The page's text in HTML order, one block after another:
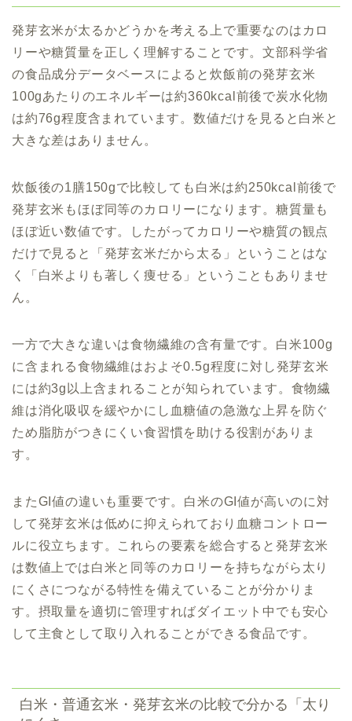
発芽玄米が太るかどうかを考える上で重要なのはカロ
リーや糖質量を正しく理解することです。文部科学省
の食品成分データベースによると炊飯前の発芽玄米
100gあたりのエネルギーは約360kcal前後で炭水化物
は約76g程度含まれています。数値だけを見ると白米と
大きな差はありません。
炊飯後の1膳150gで比較しても白米は約250kcal前後で
発芽玄米もほぼ同等のカロリーになります。糖質量も
ほぼ近い数値です。したがってカロリーや糖質の観点
だけで見ると「発芽玄米だから太る」ということはな
く「白米よりも著しく痩せる」ということもありませ
ん。
一方で大きな違いは食物繊維の含有量です。白米100g
に含まれる食物繊維はおよそ0.5g程度に対し発芽玄米
には約3g以上含まれることが知られています。食物繊
維は消化吸収を緩やかにし血糖値の急激な上昇を防ぐ
ため脂肪がつきにくい食習慣を助ける役割がありま
す。
またGI値の違いも重要です。白米のGI値が高いのに対
して発芽玄米は低めに抑えられており血糖コントロー
ルに役立ちます。これらの要素を総合すると発芽玄米
は数値上では白米と同等のカロリーを持ちながら太り
にくさにつながる特性を備えていることが分かりま
す。摂取量を適切に管理すればダイエット中でも安心
して主食として取り入れることができる食品です。
白米・普通玄米・発芽玄米の比較で分かる「太り